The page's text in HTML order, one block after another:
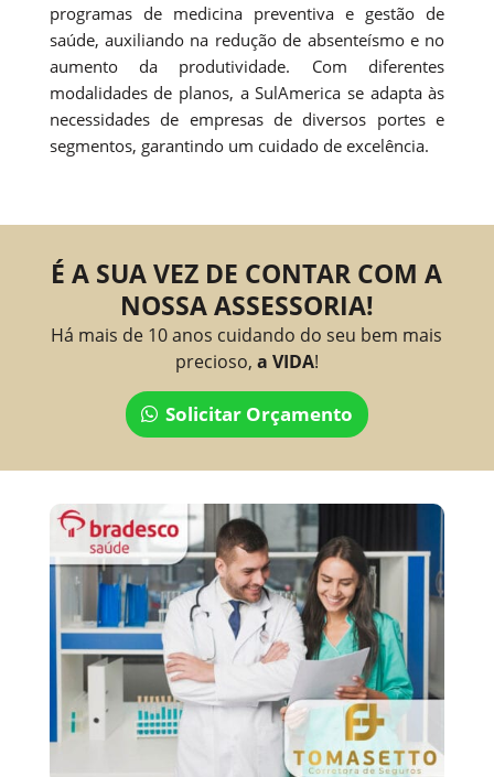
programas de medicina preventiva e gestão de
saúde, auxiliando na redução de absenteísmo e no
aumento da produtividade. Com diferentes
modalidades de planos, a SulAmerica se adapta às
necessidades de empresas de diversos portes e
segmentos, garantindo um cuidado de excelência.
É A SUA VEZ DE CONTAR COM A
NOSSA ASSESSORIA!
Há mais de 10 anos cuidando do seu bem mais
precioso, a VIDA!
Solicitar Orçamento